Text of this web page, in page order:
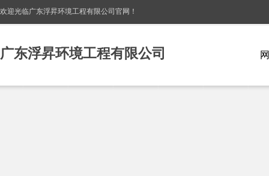
欢迎光临广东浮昇环境工程有限公司 官网！
广东浮昇环境工程有限公司